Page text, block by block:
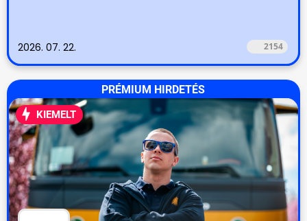
2026. 07. 22. 2154
PRÉMIUM HIRDETÉS
KIEMELT